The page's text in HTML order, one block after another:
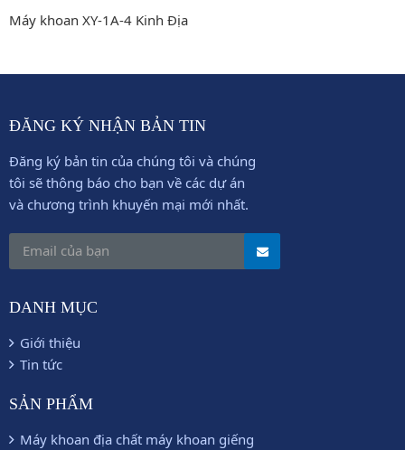
Máy khoan XY-1A-4 Kinh Địa
ĐĂNG KÝ NHẬN BẢN TIN
Đăng ký bản tin của chúng tôi và chúng
tôi sẽ thông báo cho bạn về các dự án
và chương trình khuyến mại mới nhất.
DANH MỤC
Giới thiệu
Tin tức
SẢN PHẨM
Máy khoan địa chất máy khoan giếng